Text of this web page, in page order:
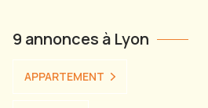
9 annonces à Lyon
APPARTEMENT